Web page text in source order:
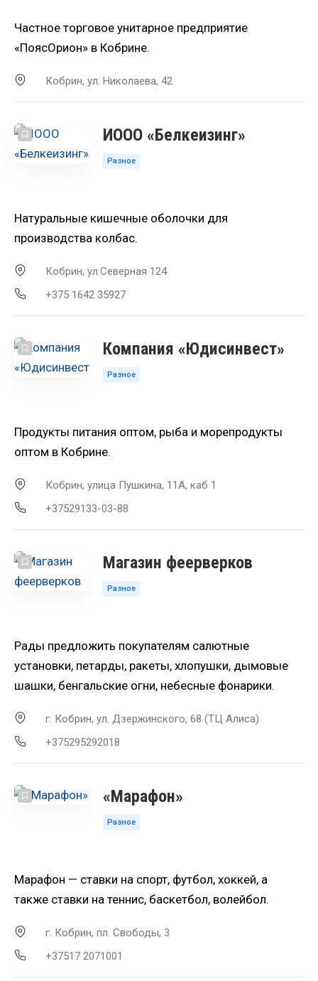
Частное торговое унитарное предприятие
«ПоясОрион» в Кобрине.
Кобрин, ул. Николаева, 42
ИООО «Белкеизинг»
Разное
Натуральные кишечные оболочки для
производства колбас.
Кобрин, ул.Северная 124
+375 1642 35927
Компания «Юдисинвест»
Разное
Продукты питания оптом, рыба и морепродукты
оптом в Кобрине.
Кобрин, улица Пушкина, 11А, каб 1
+37529133-03-88
Магазин феерверков
Разное
Рады предложить покупателям салютные
установки, петарды, ракеты, хлопушки, дымовые
шашки, бенгальские огни, небесные фонарики.
г. Кобрин, ул. Дзержинского, 68 (ТЦ Алиса)
+375295292018
«Марафон»
Разное
Марафон — ставки на спорт, футбол, хоккей, а
также ставки на теннис, баскетбол, волейбол.
г. Кобрин, пл. Свободы, 3
+37517 2071001